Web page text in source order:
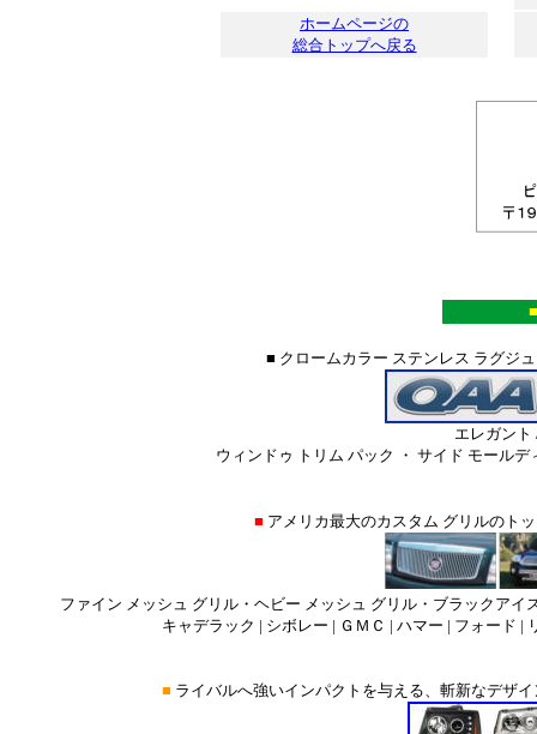
ホームページの
総合トップへ戻る
■
■ クロームカラー ステンレス ラグジ
エレガント
ウィンドゥ トリム パック ・ サイド モール
■ アメリカ最大のカスタム グリルのト
ファイン メッシュ グリル・ヘビー メッシュ グリル・ブラックア
キャデラック | シボレー | ＧＭＣ | ハマー | フォード |
■ ライバルへ強いインパクトを与える、斬新なデザ